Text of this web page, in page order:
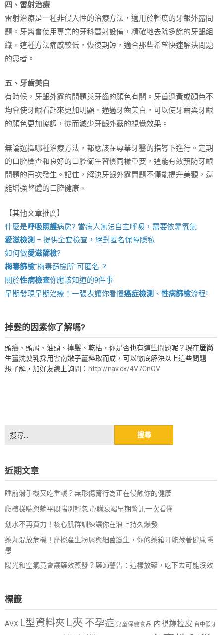
四、雷射治療
雷射治療是一種非侵入性的治療方法，適用於輕度的牙齦外露問
題。牙醫會使用專業的牙科雷射設備，精確地去除多餘的牙齦組
織。這種方法痛感較低，恢復期短，適合那些希望快速解決問題
的患者。
五、牙齒美白
有時候，牙齦外露的問題與牙齒的顏色有關。牙齒過黃或顏色不
均會使牙齦看起來更加明顯。通過牙齒美白，可以使牙齒與牙齦
的顏色更加協調，從而減少牙齦外露的視覺效果。
無論選擇哪種治療方法，都應該在專業牙醫的指導下進行。定期
的口腔檢查和良好的口腔衛生習慣同樣重要，這能有效預防牙齦
問題的再次發生。記住，解決牙齦外露問題不僅能提升美觀，還
能增強整體的口腔健康。
【其他文章推薦】
什麼是呼吸照護病房? 當病人無法自主呼吸，需要依靠氧氣
愛滋檢測 – 提供全套檢查，絕對匿名保障隱私
如何做愛滋篩檢?
梅毒篩檢"梅毒篩檢所"可匿名..?
關於性病檢查你應該知道的9件事
早期發現早期治療！一張表讓你看懂癌症檢測 、 性病篩檢流程!
掉髮的因素你了解嗎?
頭癢、頭屑、油頭、掉髮、乾枯，你是否也有這些問題呢？現在麼尚
生薑洗髮乳採用雲南嫩子薑粹取而成，可以徹底解決以上這些問題
想了解，加好友線上詢問： http://nav.cx/4V7CnOV
尋
字:
近期文章
睡前滑手機又吃重鹹？無形傷腎行為正在侵蝕你的健康
爬樓梯喘與躺平悶喘別輕忽 心臟衰竭早期警訊一次看懂
划水不再費力！核心肌群訓練讓你在浪上持久爆發
藥丸混放危機！摩擦產生粉屑與細菌滋生，你的藥箱可能藏著健康隱
患
陽光和空氣竟會讓藥效蒸發？藥師警告：這樣放藥，吃下去可能沒效
標籤
AVX L型資料夾 L夾 不孕症 兒童保健食品 內視鏡拉皮 台中假牙